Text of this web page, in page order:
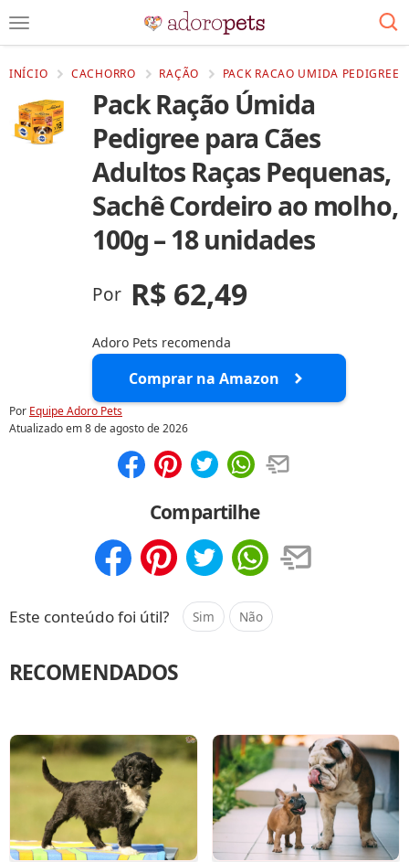
INÍCIO CACHORRO RAÇÃO PACK RACAO UMIDA PEDIGREE
Pack Ração Úmida
Pedigree para Cães
Adultos Raças Pequenas,
Sachê Cordeiro ao molho,
100g – 18 unidades
Por R$ 62,49
Adoro Pets recomenda
Comprar na Amazon
Por Equipe Adoro Pets
Atualizado em8 de agosto de 2026
Compartilhe
Este conteúdo foi útil? Sim Não
RECOMENDADOS